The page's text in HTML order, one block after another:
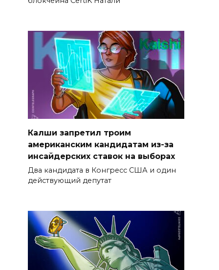
Калши запретил троим
американским кандидатам из-за
инсайдерских ставок на выборах
Два кандидата в Конгресс США и один
действующий депутат